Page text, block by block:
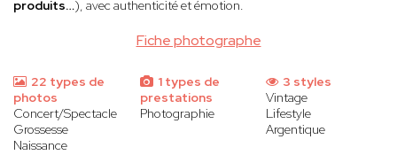
Fiche photographe
produits…), avec authenticité et émotion.
22 types de
photos
Concert/Spectacle
Grossesse
Naissance
1 types de
prestations
Photographie
3 styles
Vintage
Lifestyle
Argentique